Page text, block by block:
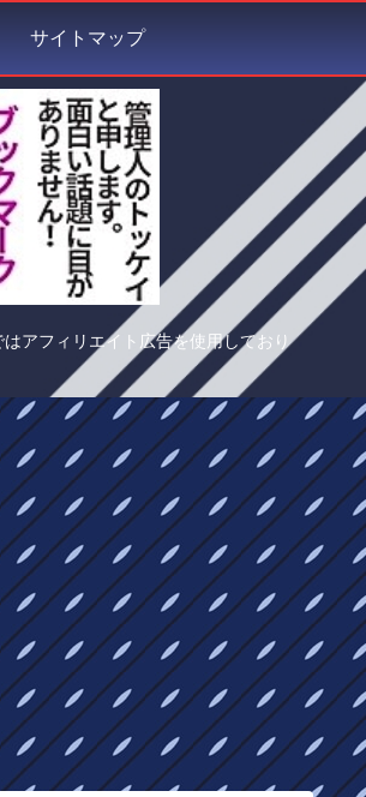
アフィリエイト広告を使用しており
サイトマップ